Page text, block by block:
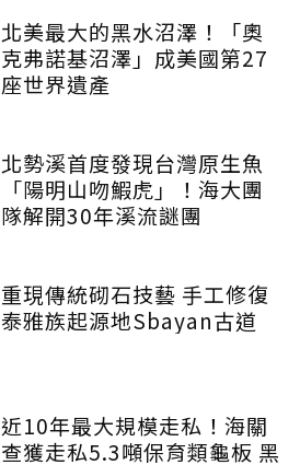
北美最大的黑水沼澤！「奧
克弗諾基沼澤」成美國第27
座世界遺產
北勢溪首度發現台灣原生魚
「陽明山吻鰕虎」！海大團
隊解開30年溪流謎團
重現傳統砌石技藝 手工修復
泰雅族起源地Sbayan古道
近10年最大規模走私！海關
查獲走私5.3噸保育類龜板 黑